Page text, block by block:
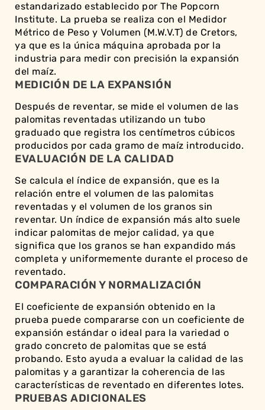
estandarizado establecido por The Popcorn
Institute. La prueba se realiza con el Medidor
Métrico de Peso y Volumen (M.W.V.T) de Cretors,
ya que es la única máquina aprobada por la
industria para medir con precisión la expansión
del maíz.
MEDICIÓN DE LA EXPANSIÓN
Después de reventar, se mide el volumen de las
palomitas reventadas utilizando un tubo
graduado que registra los centímetros cúbicos
producidos por cada gramo de maíz introducido.
EVALUACIÓN DE LA CALIDAD
Se calcula el índice de expansión, que es la
relación entre el volumen de las palomitas
reventadas y el volumen de los granos sin
reventar. Un índice de expansión más alto suele
indicar palomitas de mejor calidad, ya que
significa que los granos se han expandido más
completa y uniformemente durante el proceso de
reventado.
COMPARACIÓN Y NORMALIZACIÓN
El coeficiente de expansión obtenido en la
prueba puede compararse con un coeficiente de
expansión estándar o ideal para la variedad o
grado concreto de palomitas que se está
probando. Esto ayuda a evaluar la calidad de las
palomitas y a garantizar la coherencia de las
características de reventado en diferentes lotes.
PRUEBAS ADICIONALES